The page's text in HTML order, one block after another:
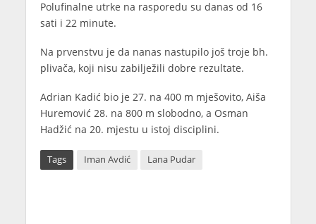
Polufinalne utrke na rasporedu su danas od 16
sati i 22 minute.
Na prvenstvu je da nanas nastupilo još troje bh.
plivača, koji nisu zabilježili dobre rezultate.
Adrian Kadić bio je 27. na 400 m mješovito, Aiša
Huremović 28. na 800 m slobodno, a Osman
Hadžić na 20. mjestu u istoj disciplini.
Tags Iman Avdić Lana Pudar